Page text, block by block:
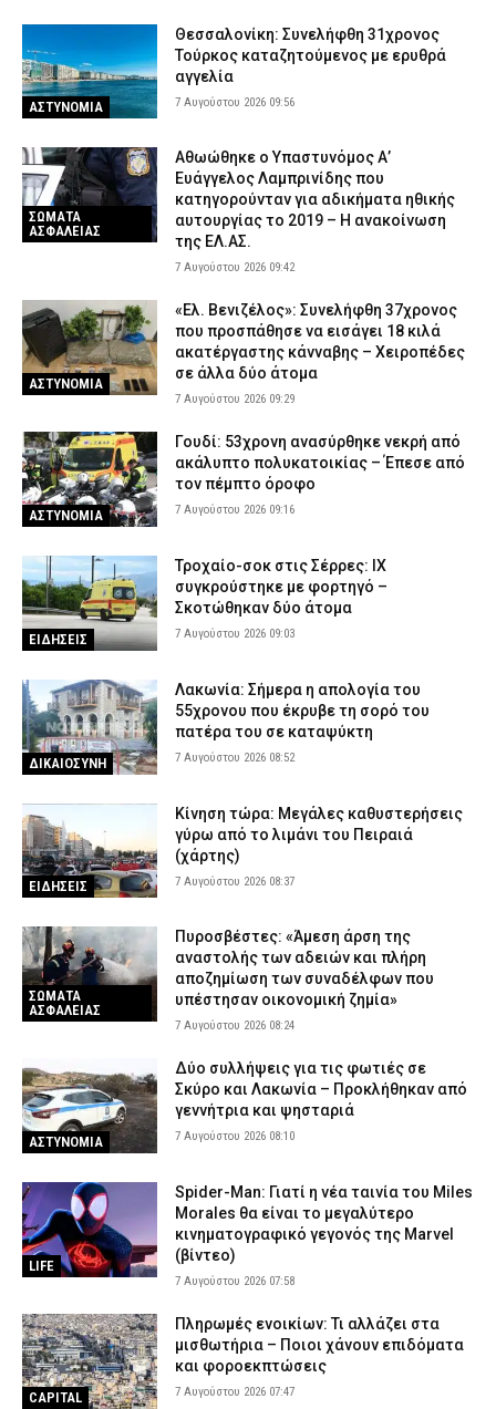
Ανησυχητικά στοιχεία της ΠΟΕΔΗΝ: Οκτώ καταγγελίες για
βιασμό μέσα σε 20 ημέρες στη Ζάκυνθο
ΕΙΔΗΣΕΙΣ 6 Αυγούστου 2026 20:34
Σορός Βρετανίδας σε βαλίτσα στην Κυψέλη: Γιατί ο 26χρονος
Αφγανός επικαλέστηκε το δικαίωμα της σιωπής – Τι
υποστηρίζει ο δικηγόρος του
ΑΣΤΥΝΟΜΙΑ 6 Αυγούστου 2026 20:20
ΑΣΤΥΝΟΜΙΑ
Θεσσαλονίκη: Συνελήφθη 31χρονος
Τούρκος καταζητούμενος με ερυθρά
αγγελία
7 Αυγούστου 2026 09:56
ΣΩΜΑΤΑ
ΑΣΦΑΛΕΙΑΣ
Αθωώθηκε ο Υπαστυνόμος Α’
Ευάγγελος Λαμπρινίδης που
κατηγορούνταν για αδικήματα ηθικής
αυτουργίας το 2019 – Η ανακοίνωση
της ΕΛ.ΑΣ.
7 Αυγούστου 2026 09:42
ΑΣΤΥΝΟΜΙΑ
«Ελ. Βενιζέλος»: Συνελήφθη 37χρονος
που προσπάθησε να εισάγει 18 κιλά
ακατέργαστης κάνναβης – Χειροπέδες
σε άλλα δύο άτομα
7 Αυγούστου 2026 09:29
ΑΣΤΥΝΟΜΙΑ
Γουδί: 53χρονη ανασύρθηκε νεκρή από
ακάλυπτο πολυκατοικίας – Έπεσε από
τον πέμπτο όροφο
7 Αυγούστου 2026 09:16
ΕΙΔΗΣΕΙΣ
Τροχαίο-σοκ στις Σέρρες: ΙΧ
συγκρούστηκε με φορτηγό –
Σκοτώθηκαν δύο άτομα
7 Αυγούστου 2026 09:03
ΔΙΚΑΙΟΣΥΝΗ
Λακωνία: Σήμερα η απολογία του
55χρονου που έκρυβε τη σορό του
πατέρα του σε καταψύκτη
7 Αυγούστου 2026 08:52
ΕΙΔΗΣΕΙΣ
Κίνηση τώρα: Μεγάλες καθυστερήσεις
γύρω από το λιμάνι του Πειραιά
(χάρτης)
7 Αυγούστου 2026 08:37
ΣΩΜΑΤΑ
ΑΣΦΑΛΕΙΑΣ
Πυροσβέστες: «Άμεση άρση της
αναστολής των αδειών και πλήρη
αποζημίωση των συναδέλφων που
υπέστησαν οικονομική ζημία»
7 Αυγούστου 2026 08:24
ΑΣΤΥΝΟΜΙΑ
Δύο συλλήψεις για τις φωτιές σε
Σκύρο και Λακωνία – Προκλήθηκαν από
γεννήτρια και ψησταριά
7 Αυγούστου 2026 08:10
LIFE
Spider-Man: Γιατί η νέα ταινία του Miles
Morales θα είναι το μεγαλύτερο
κινηματογραφικό γεγονός της Marvel
(βίντεο)
7 Αυγούστου 2026 07:58
CAPITAL
Πληρωμές ενοικίων: Τι αλλάζει στα
μισθωτήρια – Ποιοι χάνουν επιδόματα
και φοροεκπτώσεις
7 Αυγούστου 2026 07:47